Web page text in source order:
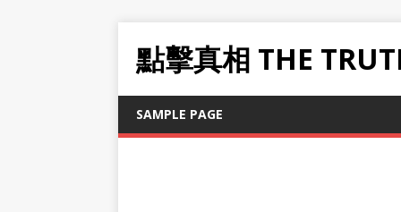
點擊真相 THE
SAMPLE PAGE